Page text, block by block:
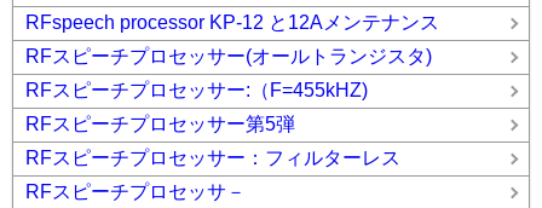
RFspeech processor KP-12 と12Aメンテナンス
RFスピーチプロセッサー(オールトランジスタ)
RFスピーチプロセッサー:（F=455kHZ)
RFスピーチプロセッサー第5弾
RFスピーチプロセッサー：フィルターレス
RFスピーチプロセッサ－